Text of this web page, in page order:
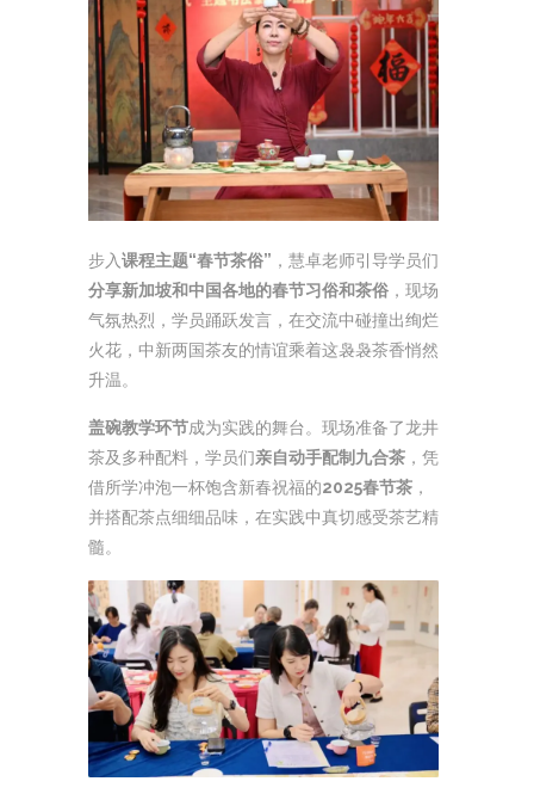
步入课程主题“春节茶俗” ，慧卓老师引导学员们
分享新加坡和中国各地的春节习俗和茶俗 ，现场
气氛热烈，学员踊跃发言，在交流中碰撞出绚烂
火花，中新两国茶友的情谊乘着这袅袅茶香悄然
升温。
盖碗教学环节成为实践的舞台。现场准备了龙井
茶及多种配料，学员们亲自动手配制九合茶 ，凭
借所学冲泡一杯饱含新春祝福的2025春节茶 ，
并搭配茶点细细品味，在实践中真切感受茶艺精
髓。